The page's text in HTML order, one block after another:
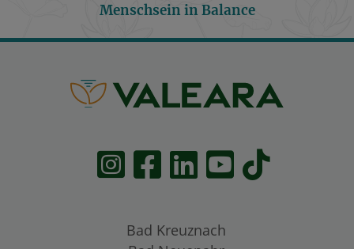
Menschsein in Balance
Bad Kreuznach